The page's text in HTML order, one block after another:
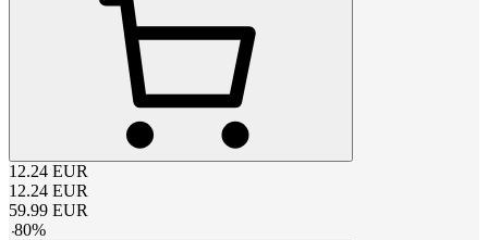
12.24 EUR
12.24 EUR
59.99 EUR
-80%